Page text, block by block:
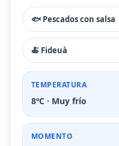
🐟 Pescados con salsa
🍝 Fideuà
TEMPERATURA
8ºC · Muy frío
MOMENTO